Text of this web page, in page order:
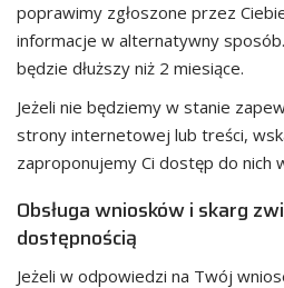
poprawimy zgłoszone przez
informacje w alternatywny
będzie dłuższy niż 2 miesiące.
Jeżeli nie będziemy w stanie
strony internetowej lub treści,
zaproponujemy Ci dostęp do nich
Obsługa wniosków i skarg
dostępnością
Jeżeli w odpowiedzi na Twój